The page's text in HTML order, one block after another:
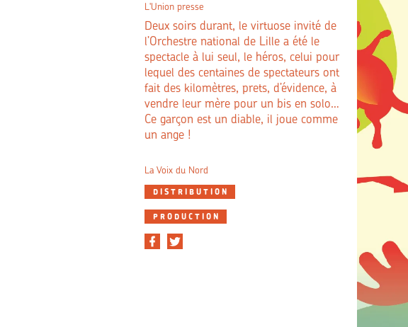
L'Union presse
Deux soirs durant, le virtuose invité de
l’Orchestre national de Lille a été le
spectacle à lui seul, le héros, celui pour
lequel des centaines de spectateurs ont
fait des kilomètres, prets, d’évidence, à
vendre leur mère pour un bis en solo…
Ce garçon est un diable, il joue comme
un ange !
La Voix du Nord
DISTRIBUTION
PRODUCTION